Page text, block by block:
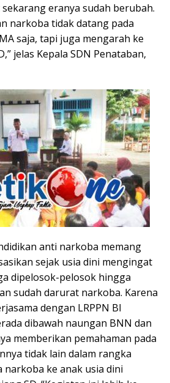
eranya sudah berubah.
narkoba tidak datang pada
saja, tapi juga mengarah ke
jelas Kepala SDN Penataban,
anti narkoba memang
sejak usia dini mengingat
dipelosok-pelosok hingga
sudah darurat narkoba. Karena
dengan LRPPN BI
dibawah naungan BNN dan
memberikan pemahaman pada
tidak lain dalam rangka
narkoba ke anak usia dini